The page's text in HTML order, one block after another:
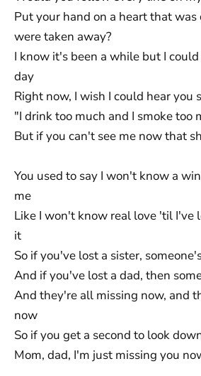
Put your hand on a heart that was
were taken away?
I know it's been a while but I could
day
Right now, I wish I could hear you
"I drink too much and I smoke too
But if you can't see me now that
You used to say I won't know a
me
Like I won't know real love 'til I've
it
So if you've lost a sister,
And if you've lost a dad, then
And they're all missing now, and
now
So if you get a second to look
Mom, dad, I'm just missing you